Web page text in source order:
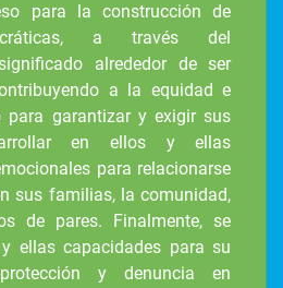
para la construcción de
a través del
alrededor de ser
a la equidad e
para garantizar y exigir sus
en ellos y ellas
para relacionarse
sus familias, la comunidad,
de pares. Finalmente, se
ellas capacidades para su
y denuncia en